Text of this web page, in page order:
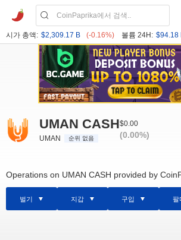
시가 총액: $2,309.17 B (-0.16%) 볼륨 24H: $94.18
UMAN CASH
UMAN 순위 없음
$0.00
(0.00%)
Operations on UMAN CASH provided by
벌기 지갑 구입 팔